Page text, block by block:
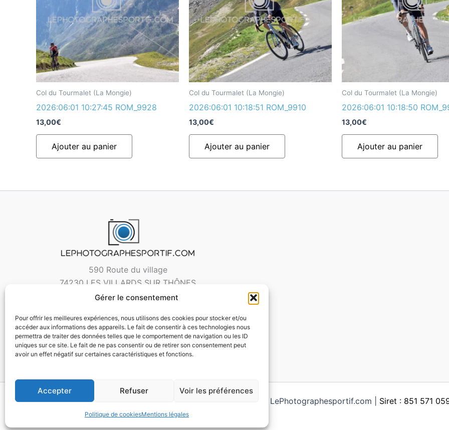
Gérer le consentement
Pour offrir les meilleures expériences, nous utilisons des cookies pour stocker et/ou
accéder aux informations des appareils. Le fait de consentir à ces technologies nous
permettra de traiter des données telles que le comportement de navigation ou les ID
uniques sur ce site. Le fait de ne pas consentir ou de retirer son consentement peut
avoir un effet négatif sur certaines caractéristiques et fonctions.
Accepter Refuser Voir les préférences
Politique de cookiesMentions légales
Col du Tourmalet (La Mongie)
2026:06:01 10:27:45 ROM_9928
13,00€
Ajouter au panier
Col du Tourmalet (La Mongie)
2026:06:01 10:18:51 ROM_9910
13,00€
Ajouter au panier
Col du Tourmalet (La Mongie)
2026:06:01 10:18:50
13,00€
Ajouter au panier
590 Route du village
74230 LES VILLARDS SUR THÔNES
Copyright © 2026 LePhotographesportif.com | Siret : 851 571